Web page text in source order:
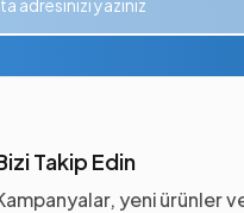
Takip Edin
yeni ürünler